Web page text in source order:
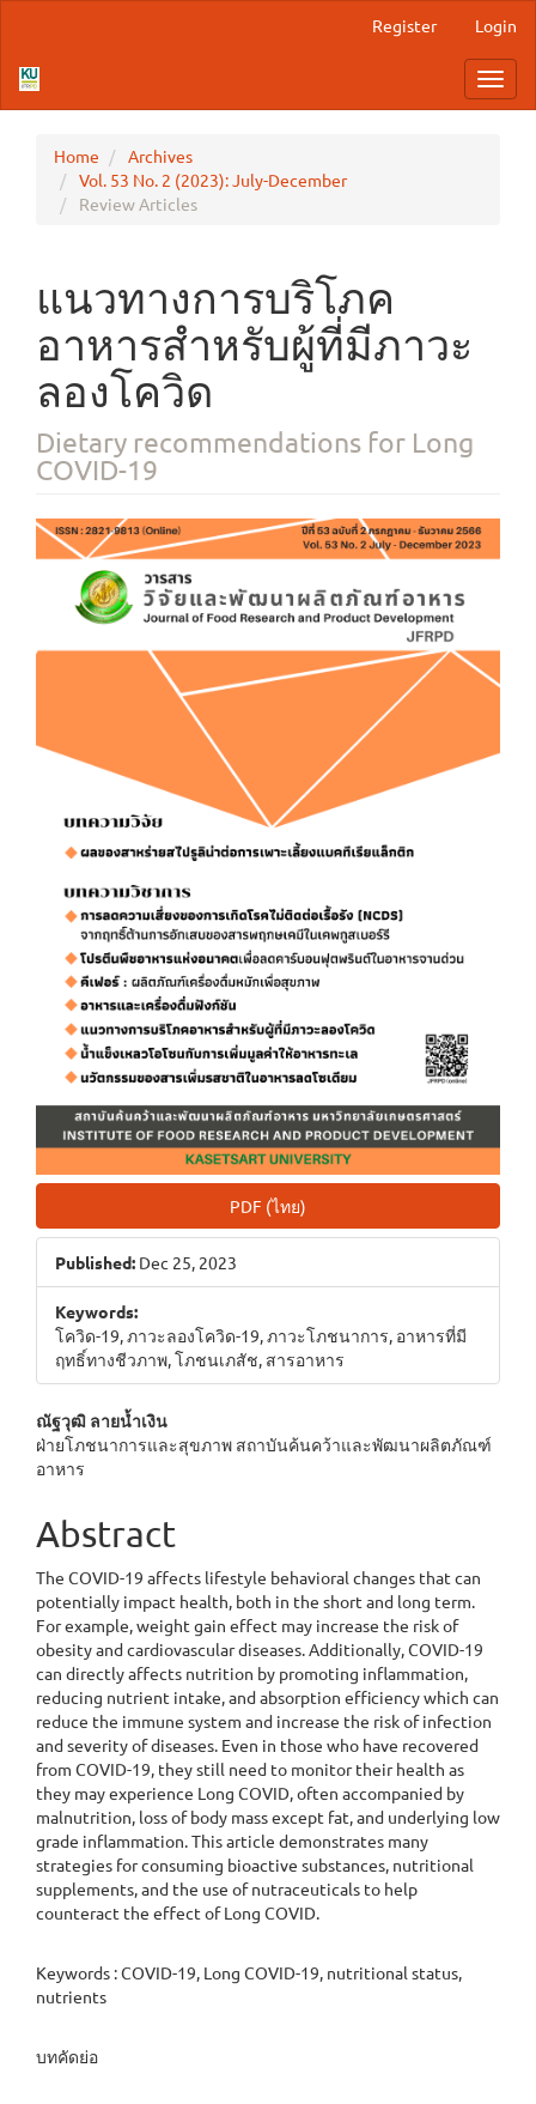
Sidebar
Register Login
Home
Archives
Vol. 53 No. 2 (2023): July-December
Review Articles
แนวทางการบริโภค
อาหารสำหรับผู้ที่มีภาวะ
ลองโควิด
Dietary recommendations for Long
COVID-19
Article
Sidebar
PDF (ไทย)
Published: Dec 25, 2023
Keywords:
โควิด-19, ภาวะลองโควิด-19, ภาวะโภชนาการ, อาหารที่มี
ฤทธิ์ทางชีวภาพ, โภชนเภสัช, สารอาหาร
Main
Article
ณัฐวุฒิ ลายน้ำเงิน
ฝ่ายโภชนาการและสุขภาพ สถาบันค้นคว้าและพัฒนาผลิตภัณฑ์
อาหาร
Abstract
The COVID-19 affects lifestyle behavioral changes that can
potentially impact health, both in the short and long term.
For example, weight gain effect may increase the risk of
obesity and cardiovascular diseases. Additionally, COVID-19
can directly affects nutrition by promoting inflammation,
reducing nutrient intake, and absorption efficiency which can
reduce the immune system and increase the risk of infection
and severity of diseases. Even in those who have recovered
from COVID-19, they still need to monitor their health as
they may experience Long COVID, often accompanied by
malnutrition, loss of body mass except fat, and underlying low
grade inflammation. This article demonstrates many
strategies for consuming bioactive substances, nutritional
supplements, and the use of nutraceuticals to help
counteract the effect of Long COVID.
Keywords : COVID-19, Long COVID-19, nutritional status,
nutrients
บทคัดย่อ